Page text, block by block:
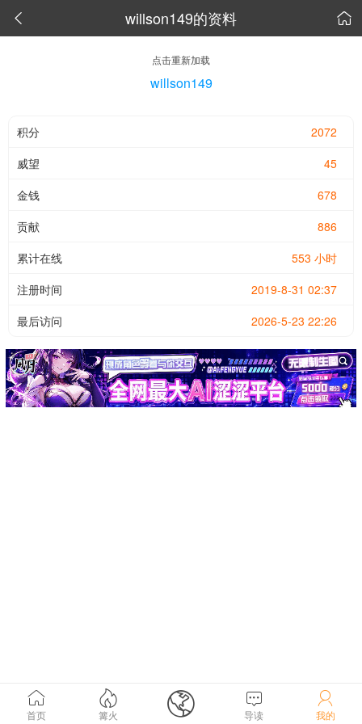
 willson149的资料 
点击重新加载
willson149
2072
积分
45
威望
678
金钱
886
贡献
553 小时
累计在线
2019-8-31 02:37
注册时间
2026-5-23 22:26
最后访问

首页

篝火  
导读

我的